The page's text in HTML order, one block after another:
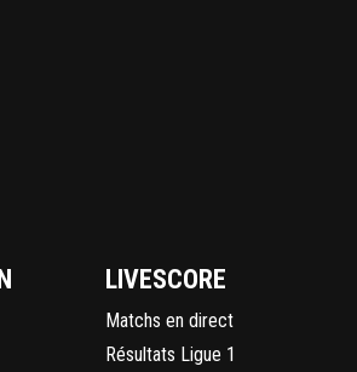
LIVESCORE
Matchs en direct
Résultats Ligue 1